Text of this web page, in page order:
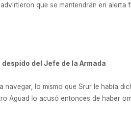
que se mantendrán en alerta
del Jefe de la Armada
lo mismo que Srur le había
Aguad lo acusó entonces de haber